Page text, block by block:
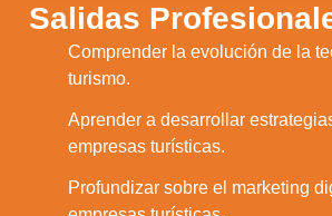
Salidas
Comprender la evolución de la
turismo.
Aprender a desarrollar
empresas turísticas.
Profundizar sobre el marketing